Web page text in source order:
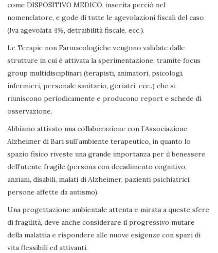
come DISPOSITIVO MEDICO, inserita perciò nel
nomenclatore, e gode di tutte le agevolazioni fiscali del caso
(Iva agevolata 4%, detraibilità fiscale, ecc.).
Le Terapie non Farmacologiche vengono validate dalle
strutture in cui è attivata la sperimentazione, tramite focus
group multidisciplinari (terapisti, animatori, psicologi,
infermieri, personale sanitario, geriatri, ecc..) che si
riuniscono periodicamente e producono report e schede di
osservazione.
Abbiamo attivato una collaborazione con l´Associazione
Alzheimer di Bari sull´ambiente terapeutico, in quanto lo
spazio fisico riveste una grande importanza per il benessere
dell’utente fragile (persona con decadimento cognitivo,
anziani, disabili, malati di Alzheimer, pazienti psichiatrici,
persone affette da autismo).
Una progettazione ambientale attenta e mirata a queste sfere
di fragilità, deve anche considerare il progressivo mutare
della malattia e rispondere alle nuove esigenze con spazi di
vita flessibili ed attivanti.